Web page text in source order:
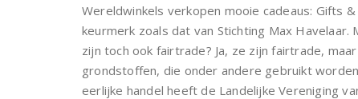
Wereldwinkels verkopen mooie cadeaus: Gifts
keurmerk zoals dat van Stichting Max
zijn toch ook fairtrade? Ja, ze zijn fairtrade,
grondstoffen, die onder andere gebruikt
eerlijke handel heeft de Landelijke Vereniging